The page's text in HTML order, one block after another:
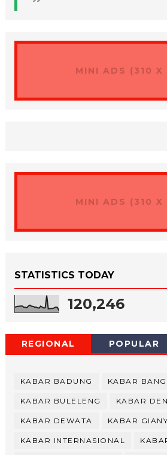
MINI ADS (310 X
MINI ADS (310 X
STATISTICS TODAY
120,246
REGIONAL POPULAR
KABAR BADUNG KABAR
KABAR BULELENG KABAR
KABAR DEWATA KABAR
KABAR INTERNASIONAL